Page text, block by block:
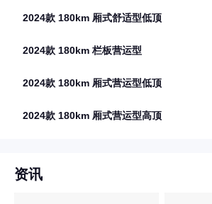
2024款 180km 厢式舒适型低顶
2024款 180km 栏板营运型
2024款 180km 厢式营运型低顶
2024款 180km 厢式营运型高顶
资讯